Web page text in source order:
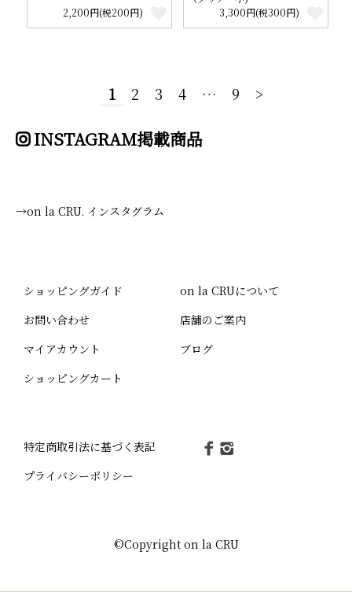
2,200円(税200円)
3,300円(税300円)
1 2 3 4 … 9 >
INSTAGRAM掲載商品
→on la CRU. インスタグラム
ショッピングガイド
お問い合わせ
マイアカウント
ショッピングカート
on la CRUについて
店舗のご案内
ブログ
特定商取引法に基づく表記
プライバシーポリシー
©Copyright on la CRU